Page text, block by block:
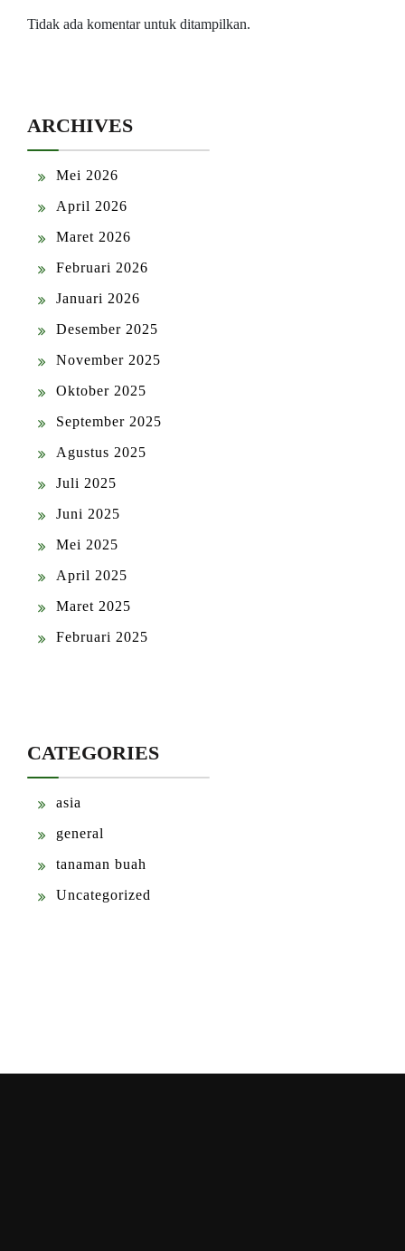
Tidak ada komentar untuk ditampilkan.
ARCHIVES
Mei 2026
April 2026
Maret 2026
Februari 2026
Januari 2026
Desember 2025
November 2025
Oktober 2025
September 2025
Agustus 2025
Juli 2025
Juni 2025
Mei 2025
April 2025
Maret 2025
Februari 2025
CATEGORIES
asia
general
tanaman buah
Uncategorized